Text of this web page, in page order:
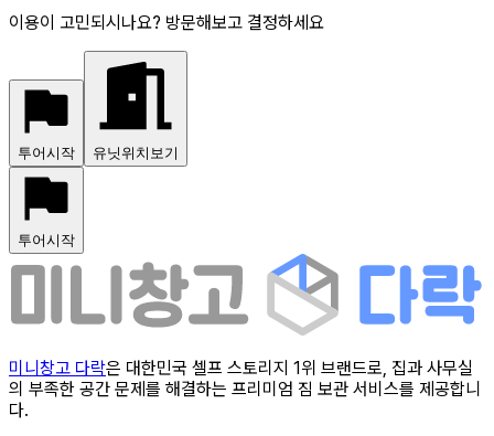
이용이 고민되시나요? 방문해보고 결정하세요
투어시작 유닛위치보기
투어시작
미니창고 다락은 대한민국 셀프 스토리지 1위 브랜드로, 집과 사무실
의 부족한 공간 문제를 해결하는 프리미엄 짐 보관 서비스를 제공합니
다.